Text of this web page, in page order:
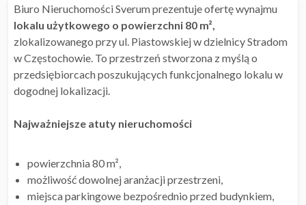
Biuro Nieruchomości Sverum prezentuje ofertę wynajmu
lokalu użytkowego o powierzchni 80 m²,
zlokalizowanego przy ul. Piastowskiej w dzielnicy Stradom
w Częstochowie. To przestrzeń stworzona z myślą o
przedsiębiorcach poszukujących funkcjonalnego lokalu w
dogodnej lokalizacji.
Najważniejsze atuty nieruchomości
powierzchnia 80 m²,
możliwość dowolnej aranżacji przestrzeni,
miejsca parkingowe bezpośrednio przed budynkiem,